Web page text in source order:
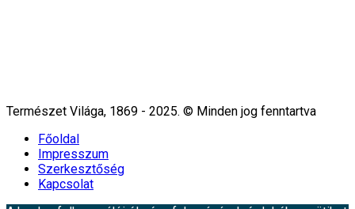
Természet Világa, 1869 - 2025. © Minden jog fenntartva
Főoldal
Impresszum
Szerkesztőség
Kapcsolat